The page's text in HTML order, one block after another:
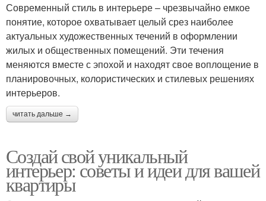
Современный стиль в интерьере – чрезвычайно емкое
понятие, которое охватывает целый срез наиболее
актуальных художественных течений в оформлении
жилых и общественных помещений. Эти течения
меняются вместе с эпохой и находят свое воплощение в
планировочных, колористических и стилевых решениях
интерьеров.
читать дальше →
Создай свой уникальный
интерьер: советы и идеи для вашей
квартиры